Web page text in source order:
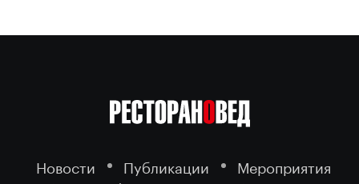
Новости Публикации
Мероприятия